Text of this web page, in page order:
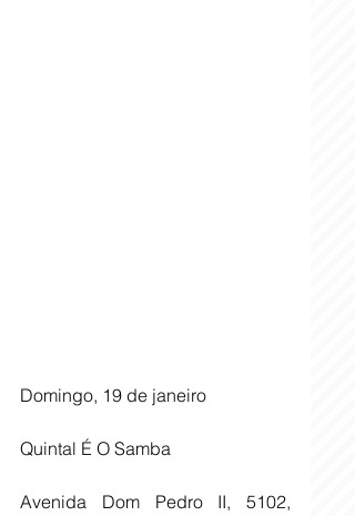
Domingo, 19 de janeiro
Quintal É O Samba
Avenida Dom Pedro II, 5102,